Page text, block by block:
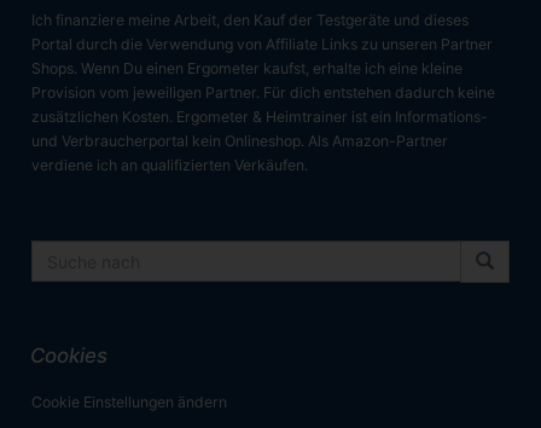
Ich finanziere meine Arbeit, den Kauf der Testgeräte und dieses
Portal durch die Verwendung von Affiliate Links zu unseren Partner
Shops. Wenn Du einen Ergometer kaufst, erhalte ich eine kleine
Provision vom jeweiligen Partner. Für dich entstehen dadurch keine
zusätzlichen Kosten. Ergometer & Heimtrainer ist ein Informations-
und Verbraucherportal kein Onlineshop. Als Amazon-Partner
verdiene ich an qualifizierten Verkäufen.
Cookies
Cookie Einstellungen ändern